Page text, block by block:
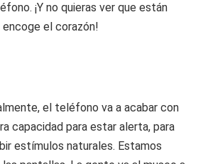
¡Y no quieras ver que están
el corazón!
el teléfono va a acabar con
capacidad para estar alerta, para
estímulos naturales. Estamos